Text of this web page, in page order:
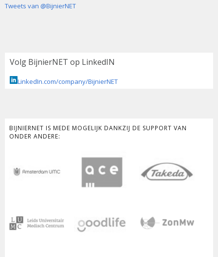
Tweets van @BijnierNET
Volg BijnierNET op LinkedIN
LinkedIn.com/company/BijnierNET
BIJNIERNET IS MEDE MOGELIJK DANKZIJ DE SUPPORT VAN
ONDER ANDERE: